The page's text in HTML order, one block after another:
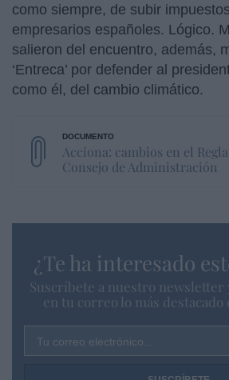
como siempre, de subir
empresarios españoles. Lógico.
salieron del encuentro, además,
‘Entreca’ por defender al
como él, del cambio climático.
Acciona: cambios en el
Consejo de Administración
¿Te ha interesado
Suscríbete a nuestro newsletter
en tu correo lo más destacado
Tu correo electrónico...